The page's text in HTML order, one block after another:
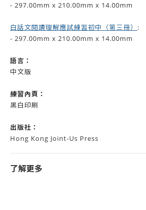
- 297.00mm x 210.00mm x 14.00mm
白話文閱讀理解應試練習初中（第三冊） :
- 297.00mm x 210.00mm x 14.00mm
語言：
中文版
練習內頁：
黑白印刷
出版社：
Hong Kong Joint-Us Press
了解更多